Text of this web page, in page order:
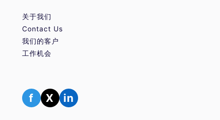
关于我们
Contact Us
我们的客户
工作机会
f X in